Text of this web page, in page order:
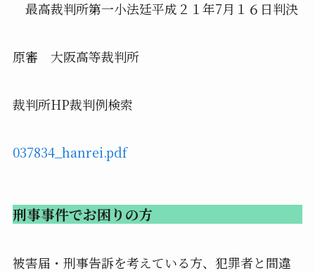
最高裁判所第一小法廷平成２１年7月１６日判決
原審 大阪高等裁判所
裁判所HP裁判例検索
037834_hanrei.pdf
刑事事件でお困りの方
被害届・刑事告訴を考えている方、犯罪者と間違